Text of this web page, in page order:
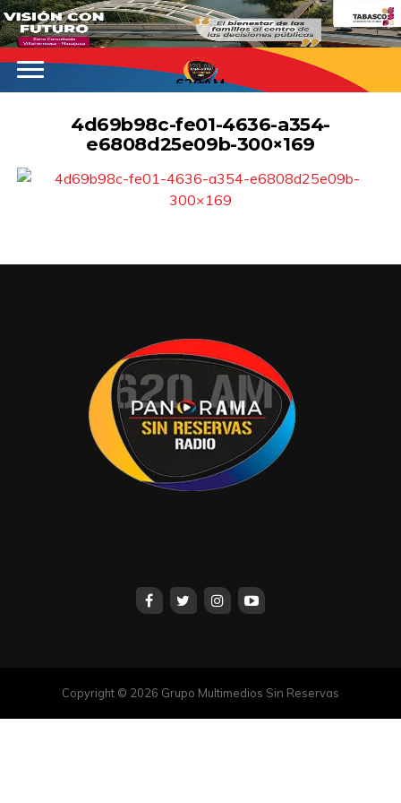
620AM
4d69b98c-fe01-4636-a354-
e6808d25e09b-300×169
Copyright © 2026 Grupo Multimedios Sin Reservas